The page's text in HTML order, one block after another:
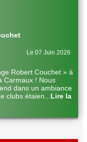
Le 07 Juin 2026
Robert Couchet » à
Carmaux ! Nous
dans un ambiance
clubs étaien
Lire la